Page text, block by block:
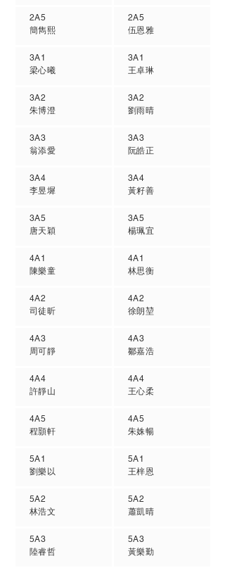
2A5
簡雋熙
3A1
梁心曦
3A2
朱博澄
3A3
翁添愛
3A4
李昱墀
3A5
唐天穎
4A1
陳樂童
4A2
司徒昕
4A3
周可靜
4A4
許靜山
4A5
程顥軒
5A1
劉樂以
5A2
林浩文
5A3
陸睿哲
2A5
伍恩雅
3A1
王卓琳
3A2
劉雨晴
3A3
阮皓正
3A4
黃籽善
3A5
楊珮宜
4A1
林思衡
4A2
徐朗堃
4A3
鄒嘉浩
4A4
王心柔
4A5
朱姝暢
5A1
王梓恩
5A2
蕭凱晴
5A3
黃樂勤